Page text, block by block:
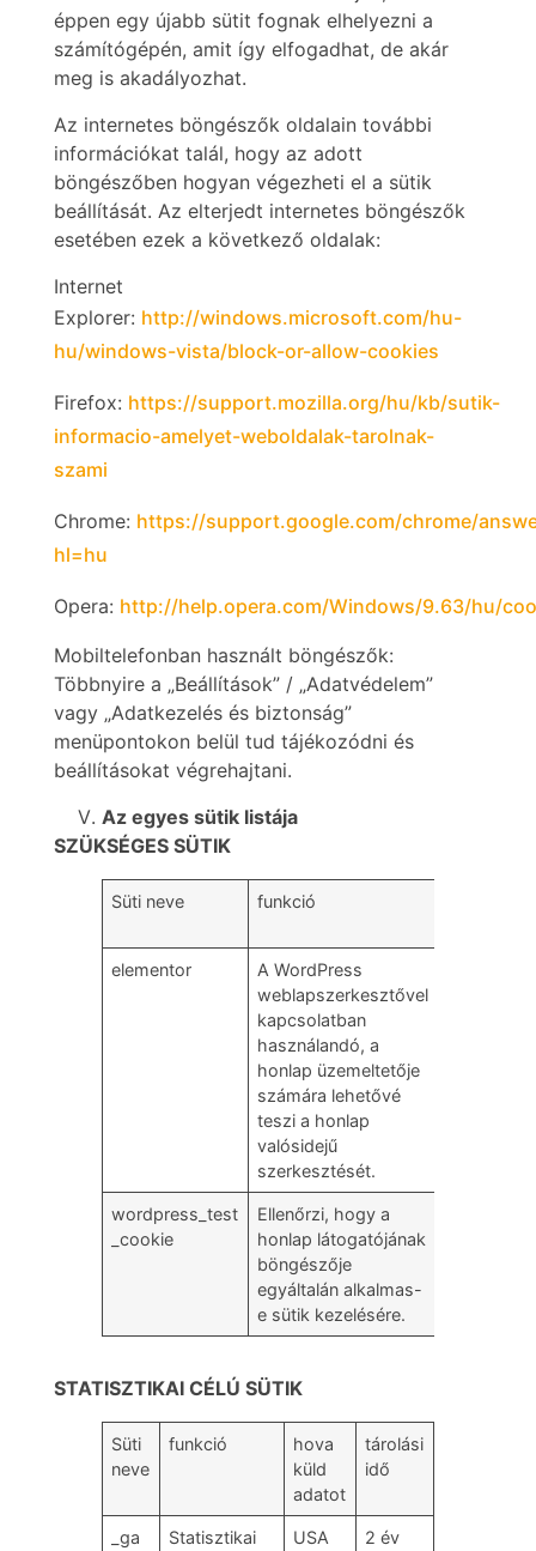
éppen egy újabb sütit fognak elhelyezni a
számítógépén, amit így elfogadhat, de akár
meg is akadályozhat.
Az internetes böngészők oldalain további
információkat talál, hogy az adott
böngészőben hogyan végezheti el a sütik
beállítását. Az elterjedt internetes böngészők
esetében ezek a következő oldalak:
Internet
Explorer: http://windows.microsoft.com/hu-
hu/windows-vista/block-or-allow-cookies
Firefox: https://support.mozilla.org/hu/kb/sutik-
informacio-amelyet-weboldalak-tarolnak-
szami
Chrome: https://support.google.com/chrome/
hl=hu
Opera: http://help.opera.com/Windows/9.63/hu/
Mobiltelefonban használt böngészők:
Többnyire a „Beállítások” / „Adatvédelem”
vagy „Adatkezelés és biztonság”
menüpontokon belül tud tájékozódni és
beállításokat végrehajtani.
Az egyes sütik listája
SZÜKSÉGES SÜTIK
Süti neve funkció
elementor
A WordPress
weblapszerkesztővel
kapcsolatban
használandó, a
honlap üzemeltetője
számára lehetővé
teszi a honlap
valósidejű
szerkesztését.
wordpress_test
_cookie
Ellenőrzi, hogy a
honlap látogatójának
böngészője
egyáltalán alkalmas-
e sütik kezelésére.
STATISZTIKAI CÉLÚ SÜTIK
Süti
neve
funkció
hova
küld
adatot
tárolási
idő
_ga
Statisztikai
USA 2 év